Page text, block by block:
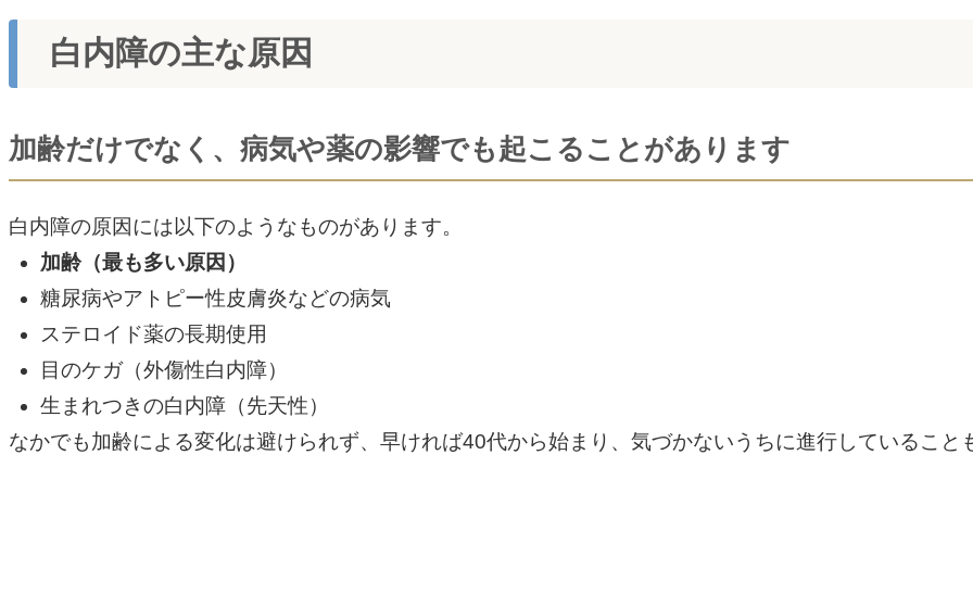
白内障の主な原因
加齢だけでなく、病気や薬の影響でも起こることがあります
白内障の原因には以下のようなものがあります。
加齢（最も多い原因）
糖尿病やアトピー性皮膚炎などの病気
ステロイド薬の長期使用
目のケガ（外傷性白内障）
生まれつきの白内障（先天性）
なかでも加齢による変化は避けられず、早ければ40代から始まり、気づかないうちに進行していること